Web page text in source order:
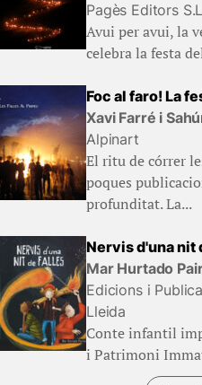
Pagès Editors S.L
Avui per avui, la
celebra la festa
Foc al faro! La
Xavi Farré i
Alpinart
El ritu de córrer
poques
profunditat. La...
Nervis d'una nit
Mar Hurtado
Edicions i
Lleida
Conte infantil
i Patrimoni